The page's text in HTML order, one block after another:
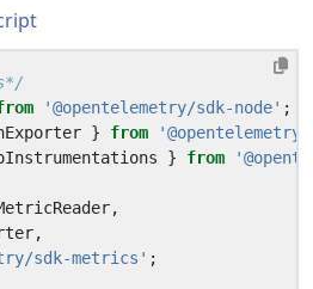
'@opentelemetry/sdk-node' ;
} from
} from
,
,
sdk-metrics' ;